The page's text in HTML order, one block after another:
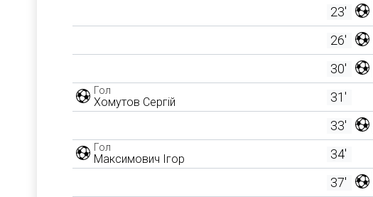
23'
26'
30'
Гол
Хомутов Сергій
31'
33'
Гол
Максимович Ігор
34'
37'